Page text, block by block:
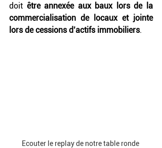
doit être annexée aux baux lors de la
commercialisation de locaux et jointe
lors de cessions d’actifs immobiliers.
Ecouter le replay de notre table ronde